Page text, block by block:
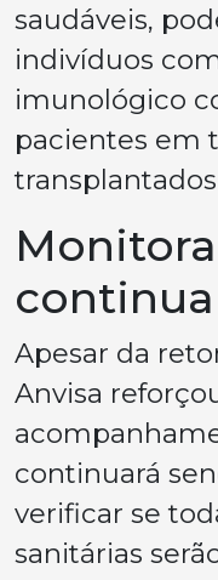
saudáveis,
indivíduos
imunológico
pacientes em
continua
Apesar da
Anvisa
continuará
verificar se
sanitárias